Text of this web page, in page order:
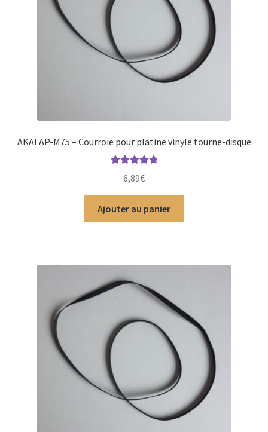
AKAI AP-M75 – Courroie pour platine vinyle tourne-disque
6,89€
Ajouter au panier